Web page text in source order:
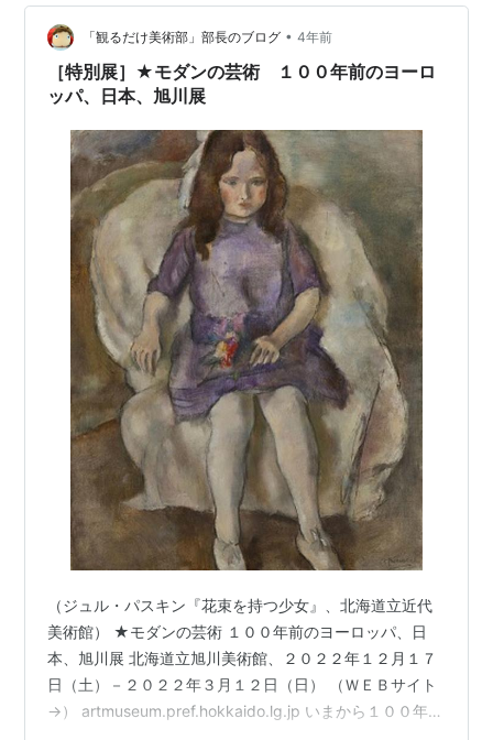
ざまな芸術が花開きました。このときに活躍した「エコ
ール・ド・パリ（パリ派）」と呼ばれた画家たちの多く
は、新たな表現を求めパリに集ったフランス国外からの
異邦人たち…
「観るだけ美術部」部長のブログ • 4年前
［特別展］★モダンの芸術 １００年前のヨーロ
ッパ、日本、旭川展
（ジュル・パスキン『花束を持つ少女』、北海道立近代
美術館） ★モダンの芸術 １００年前のヨーロッパ、日
本、旭川展 北海道立旭川美術館、２０２２年１２月１７
日（土）－２０２２年３月１２日（日） （ＷＥＢサイト
→） artmuseum.pref.hokkaido.lg.jp いまから１００年前